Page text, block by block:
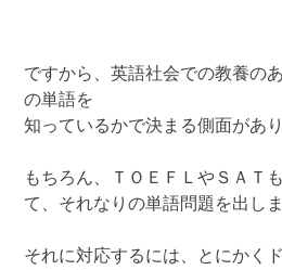
ですから、英語社会での教養の
の単語を
知っているかで決まる側面があり
もちろん、ＴＯＥＦＬやＳＡＴ
て、それなりの単語問題を出しま
それに対応するには、とにかく